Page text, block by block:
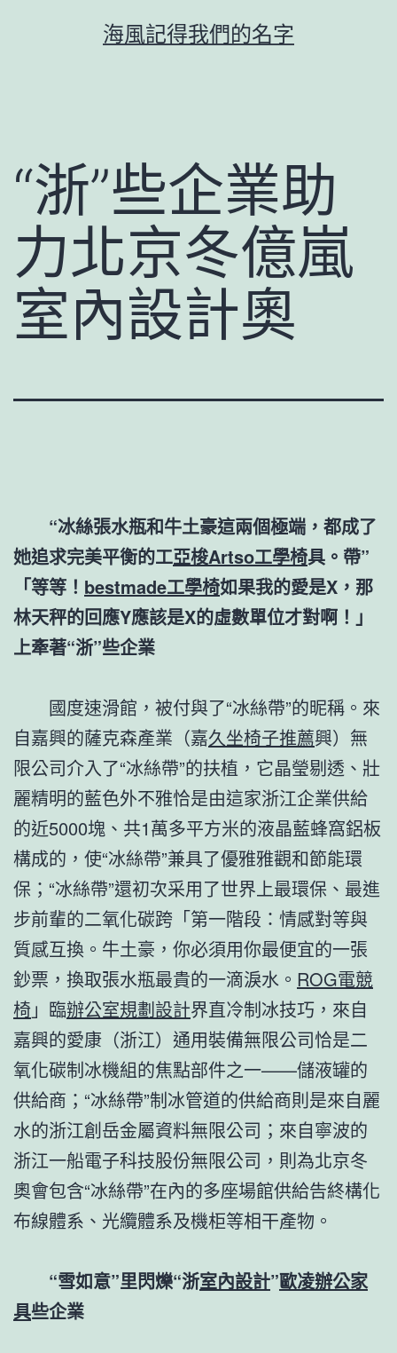
海風記得我們的名字
“浙”些企業助
力北京冬億嵐
室內設計奧
“冰絲張水瓶和牛土豪這兩個極端，都成了
她追求完美平衡的工亞梭Artso工學椅具。帶”
「等等！ bestmade工學椅如果我的愛是X，那
林天秤的回應Y應該是X的虛數單位才對啊！」
上牽著“浙”些企業
國度速滑館，被付與了“冰絲帶”的昵稱。來
自嘉興的薩克森產業（嘉久坐椅子推薦興）無
限公司介入了“冰絲帶”的扶植，它晶瑩剔透、壯
麗精明的藍色外不雅恰是由這家浙江企業供給
的近5000塊、共1萬多平方米的液晶藍蜂窩鋁板
構成的，使“冰絲帶”兼具了優雅雅觀和節能環
保；“冰絲帶”還初次采用了世界上最環保、最進
步前輩的二氧化碳跨「第一階段：情感對等與
質感互換。牛土豪，你必須用你最便宜的一張
鈔票，換取張水瓶最貴的一滴淚水。 ROG電競
椅」臨辦公室規劃設計界直冷制冰技巧，來自
嘉興的愛康（浙江）通用裝備無限公司恰是二
氧化碳制冰機組的焦點部件之一——儲液罐的
供給商；“冰絲帶”制冰管道的供給商則是來自麗
水的浙江創岳金屬資料無限公司；來自寧波的
浙江一船電子科技股份無限公司，則為北京冬
奧會包含“冰絲帶”在內的多座場館供給告終構化
布線體系、光纜體系及機柜等相干產物。
“雪如意”里閃爍“浙室內設計”歐凌辦公家
具些企業